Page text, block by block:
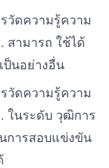
วัดความรู้ความ
. สามารถ ใช้ได้
ป็นอย่างอื่น
วัดความรู้ความ
. ในระดับ วุฒิการ
การสอบแข่งขัน